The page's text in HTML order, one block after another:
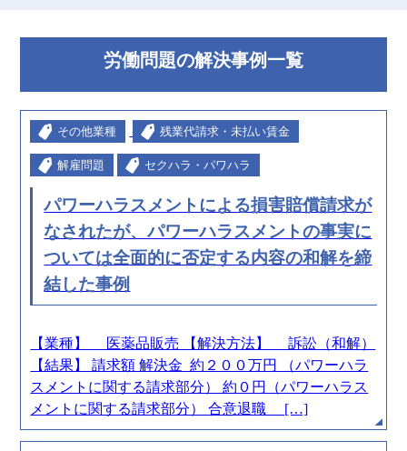
労働問題の解決事例一覧
その他業種 残業代請求・未払い賃金
解雇問題 セクハラ・パワハラ
パワーハラスメントによる損害賠償請求が
なされたが、パワーハラスメントの事実に
ついては全面的に否定する内容の和解を締
結した事例
【業種】 医薬品販売 【解決方法】 訴訟（和解）
【結果】 請求額 解決金 約２００万円 （パワーハラ
スメントに関する請求部分） 約０円（パワーハラス
メントに関する請求部分） 合意退職 […]